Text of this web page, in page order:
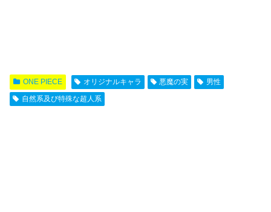
ONE PIECE オリジナルキャラ 悪魔の実
男性
自然系及び特殊な超人系